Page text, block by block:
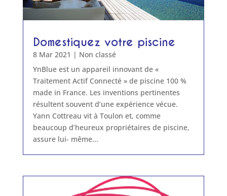
Domestiquez votre piscine
8 Mar 2021 | Non classé
YnBlue est un appareil innovant de «
Traitement Actif Connecté » de piscine 100 %
made in France. Les inventions pertinentes
résultent souvent d’une expérience vécue.
Yann Cottreau vit à Toulon et, comme
beaucoup d’heureux propriétaires de piscine,
assure lui- même...